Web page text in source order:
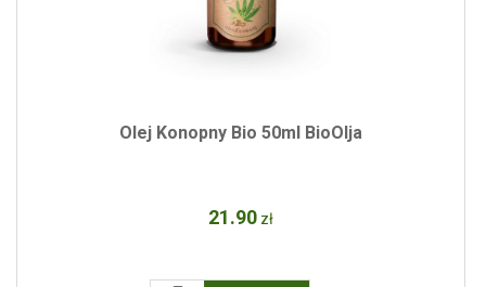
Olej Konopny Bio 50ml BioOlja
21.90 zł